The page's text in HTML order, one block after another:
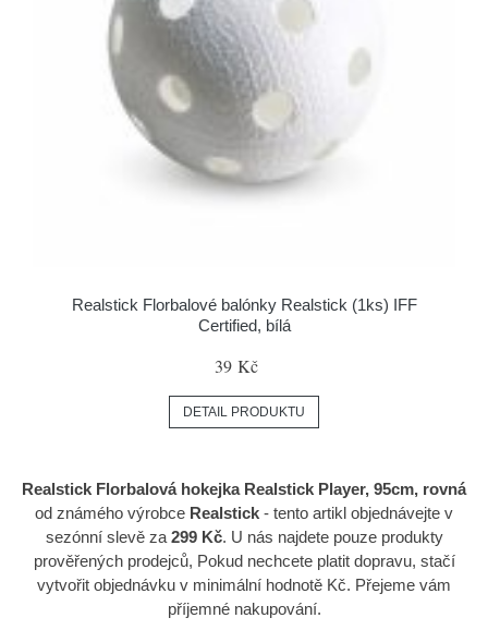
Realstick Florbalové balónky Realstick (1ks) IFF
Certified, bílá
39 Kč
DETAIL PRODUKTU
Realstick Florbalová hokejka Realstick Player, 95cm, rovná
od známého výrobce Realstick - tento artikl objednávejte v
sezónní slevě za 299 Kč. U nás najdete pouze produkty
prověřených prodejců, Pokud nechcete platit dopravu, stačí
vytvořit objednávku v minimální hodnotě Kč. Přejeme vám
příjemné nakupování.